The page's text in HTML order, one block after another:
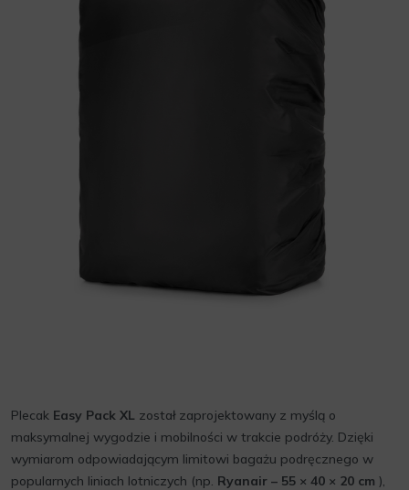
Plecak Easy Pack XL został zaprojektowany z myślą o
maksymalnej wygodzie i mobilności w trakcie podróży. Dzięki
wymiarom odpowiadającym limitowi bagażu podręcznego w
popularnych liniach lotniczych (np. Ryanair – 55 × 40 × 20 cm ),